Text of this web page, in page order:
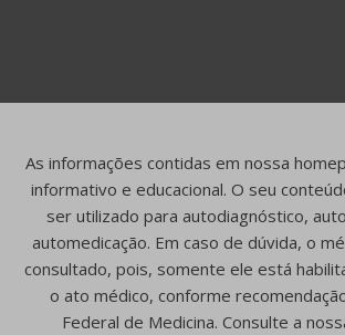
As informações contidas em nossa
informativo e educacional. O seu
ser utilizado para autodiagnóstico,
automedicação. Em caso de dúvida, o
consultado, pois, somente ele está
o ato médico, conforme
Federal de Medicina. Consulte a